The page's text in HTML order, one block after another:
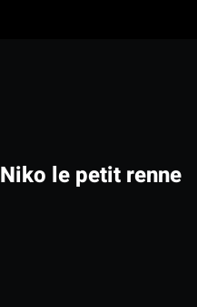
Niko le petit renne